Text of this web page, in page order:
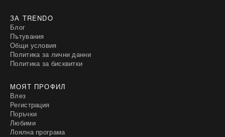
ЗА TRENDO
Блог
Пътувания
Общи условия
Политика за лични данни
Политика за бисквитки
МОЯТ ПРОФИЛ
Влез
Регистрация
Поръчки
Любими
Лоялна програма